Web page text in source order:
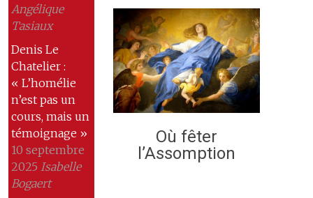
Angélique
Tasiaux
Denis Le
Chatelier :
« L’homélie
n’est pas un
cours, mais un
témoignage »
10 septembre
2025 Isabelle
Bogaert
Où fêter
l’Assomption